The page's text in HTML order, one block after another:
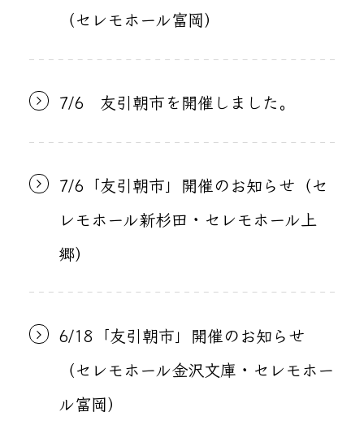
（セレモホール富岡）
7/6 友引朝市を開催しました。
7/6「友引朝市」開催のお知らせ（セ
レモホール新杉田・セレモホール上
郷）
6/18「友引朝市」開催のお知らせ
（セレモホール金沢文庫・セレモホー
ル富岡）